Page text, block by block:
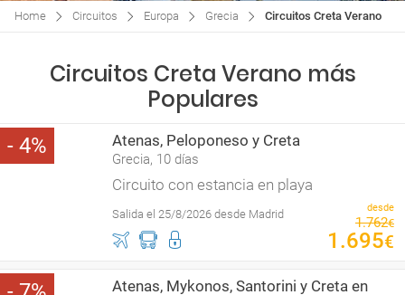
Home Circuitos Europa Grecia Circuitos Creta Verano
Circuitos Creta Verano más
Populares
4 Atenas, Peloponeso y Creta
Grecia, 10 días
Circuito con estancia en playa
Salida el 25/8/2026 desde Madrid desde
1.762€
1 .695€
Atenas, Mykonos, Santorini y Creta en